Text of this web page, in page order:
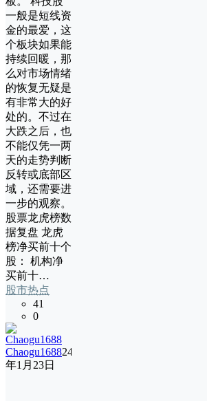
一般是短线资
金的最爱，这
个板块如果能
持续回暖，那
么对市场情绪
的恢复无疑是
有非常大的好
处的。不过在
大跌之后，也
不能仅凭一两
天的走势判断
反转或底部区
域，还需要进
一步的观察。
股票龙虎榜数
据复盘 龙虎
榜净买前十个
股： 机构净
买前十…
股市热点
41
0
Chaogu168824
年1月23日